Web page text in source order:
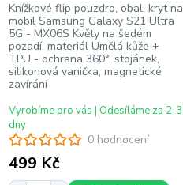
0 hodnocení
Knížkové flip pouzdro, obal, kryt na
mobil Samsung Galaxy S21 Ultra
5G - MX06S Květy na šedém
pozadí, materiál Umělá kůže +
TPU - ochrana 360°, stojánek,
silikonová vanička, magnetické
zavírání
499 Kč
Vyrobíme pro vás | Odesíláme za 2-3
dny